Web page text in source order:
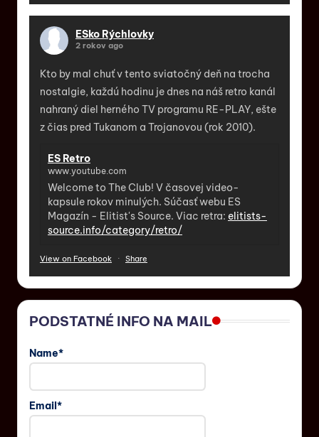
ESko Rýchlovky
2 rokov ago
Kto by mal chuť v tento sviatočný deň na trocha
nostalgie, každú hodinu je dnes na náš retro kanál
nahraný diel herného TV programu RE-PLAY, ešte
z čias pred Tukanom a Trojanovou (rok 2010).
ES Retro
www.youtube.com
Welcome to The Club! V časovej video-
kapsule rokov minulých. Súčasť webu ES
Magazín - Elitist's Source. Viac retra: elitists-
source.info/category/retro/
View on Facebook · Share
PODSTATNÉ INFO NA MAIL
Name*
Email*